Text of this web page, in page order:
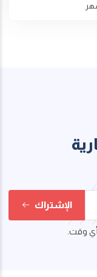
الإشتراك
أي وقت.